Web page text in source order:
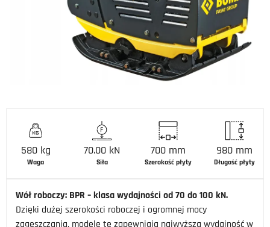
580 kg
Waga
70.00 kN
Siła
700 mm
Szerokość płyty
980 mm
Długość płyty
Wół roboczy: BPR – klasa wydajności od 70 do 100 kN.
Dzięki dużej szerokości roboczej i ogromnej mocy
zagęszczania, modele te zapewniają najwyższą wydajność w